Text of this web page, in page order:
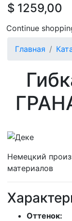
$ 1259,00
Continue
Главная
Немецкий
материалов
Оттенок: